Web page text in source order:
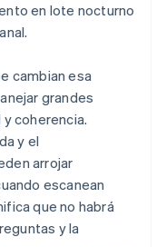
en lote nocturno
cambian esa
grandes
coherencia.
y el
arrojar
escanean
que no habrá
y la